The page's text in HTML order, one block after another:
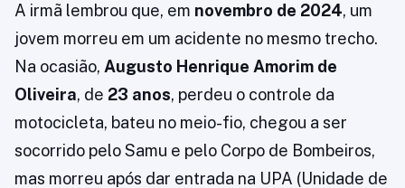
A irmã lembrou que, em novembro de 2024, um
jovem morreu em um acidente no mesmo trecho.
Na ocasião, Augusto Henrique Amorim de
Oliveira, de 23 anos, perdeu o controle da
motocicleta, bateu no meio-fio, chegou a ser
socorrido pelo Samu e pelo Corpo de Bombeiros,
mas morreu após dar entrada na UPA (Unidade de